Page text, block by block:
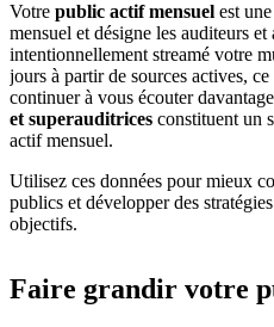
Votre public actif mensuel est
mensuel et désigne les auditeurs
intentionnellement streamé votre
jours à partir de sources actives,
continuer à vous écouter
et superauditrices constituent un
actif mensuel.
Utilisez ces données pour mieux
publics et développer des
objectifs.
Faire grandir votre